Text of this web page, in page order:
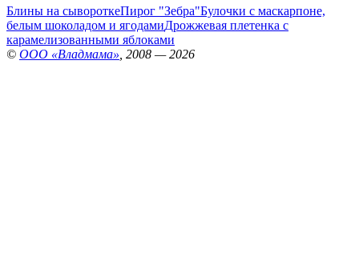
Блины на сывороткеПирог "Зебра"Булочки с маскарпоне,
белым шоколадом и ягодамиДрожжевая плетенка с
карамелизованными яблоками
© ООО «Владмама» , 2008 — 2026